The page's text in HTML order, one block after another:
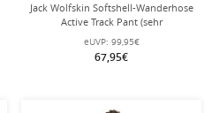
Jack Wolfskin Softshell-Wanderhose
Active Track Pant (sehr
atmungsaktiv, wasserabweisend)
schwarz Damen
eUVP: 99,95€
67,95€